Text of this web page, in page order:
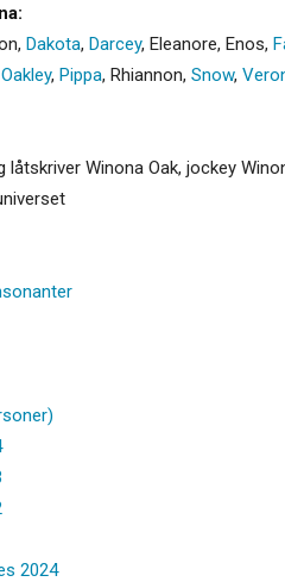
, Dakota, Darcey, Eleanore, Enos,
Oakley, Pippa, Rhiannon, Snow,
låtskriver Winona Oak, jockey
2024